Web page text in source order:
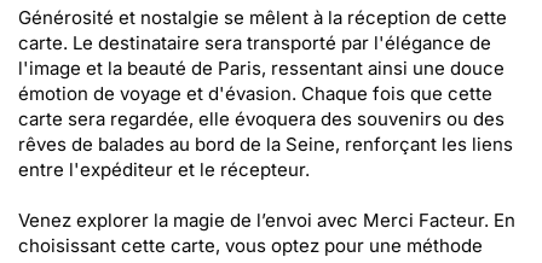
Générosité et nostalgie se mêlent à la réception de cette
carte. Le destinataire sera transporté par l'élégance de
l'image et la beauté de Paris, ressentant ainsi une douce
émotion de voyage et d'évasion. Chaque fois que cette
carte sera regardée, elle évoquera des souvenirs ou des
rêves de balades au bord de la Seine, renforçant les liens
entre l'expéditeur et le récepteur.
Venez explorer la magie de l’envoi avec Merci Facteur. En
choisissant cette carte, vous optez pour une méthode